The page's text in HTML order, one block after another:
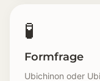
🧪
Formfrage
Ubichinon oder